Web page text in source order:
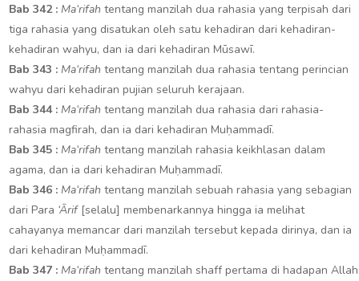
Bab 342 : Ma‘rifah tentang manzilah dua rahasia yang terpisah dari
tiga rahasia yang disatukan oleh satu kehadiran dari kehadiran-
kehadiran wahyu, dan ia dari kehadiran Mūsawī.
Bab 343 : Ma‘rifah tentang manzilah dua rahasia tentang perincian
wahyu dari kehadiran pujian seluruh kerajaan.
Bab 344 : Ma‘rifah tentang manzilah dua rahasia dari rahasia-
rahasia magfirah, dan ia dari kehadiran Muḥammadī.
Bab 345 : Ma‘rifah tentang manzilah rahasia keikhlasan dalam
agama, dan ia dari kehadiran Muḥammadī.
Bab 346 : Ma‘rifah tentang manzilah sebuah rahasia yang sebagian
dari Para ‘Ārif[selalu] membenarkannya hingga ia melihat
cahayanya memancar dari manzilah tersebut kepada dirinya, dan ia
dari kehadiran Muḥammadī.
Bab 347 : Ma‘rifah tentang manzilah shaff pertama di hadapan Allah